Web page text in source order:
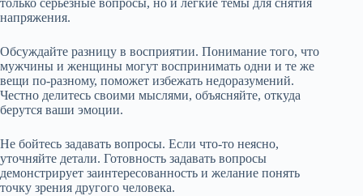
только серьезные вопросы, но и легкие темы для снятия
напряжения.
Обсуждайте разницу в восприятии. Понимание того, что
мужчины и женщины могут воспринимать одни и те же
вещи по-разному, поможет избежать недоразумений.
Честно делитесь своими мыслями, объясняйте, откуда
берутся ваши эмоции.
Не бойтесь задавать вопросы. Если что-то неясно,
уточняйте детали. Готовность задавать вопросы
демонстрирует заинтересованность и желание понять
точку зрения другого человека.